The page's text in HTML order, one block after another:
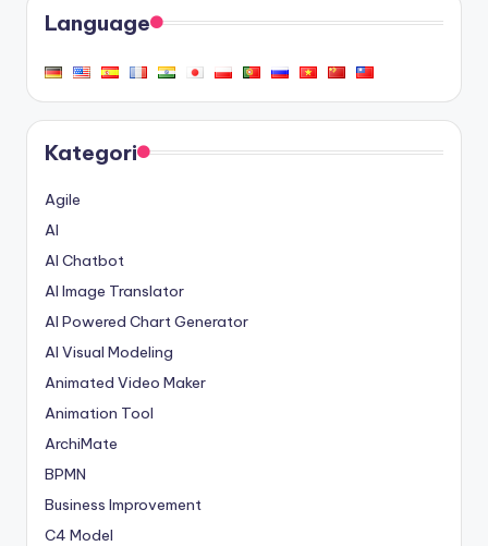
Language
Kategori
Agile
AI
AI Chatbot
AI Image Translator
AI Powered Chart Generator
AI Visual Modeling
Animated Video Maker
Animation Tool
ArchiMate
BPMN
Business Improvement
C4 Model